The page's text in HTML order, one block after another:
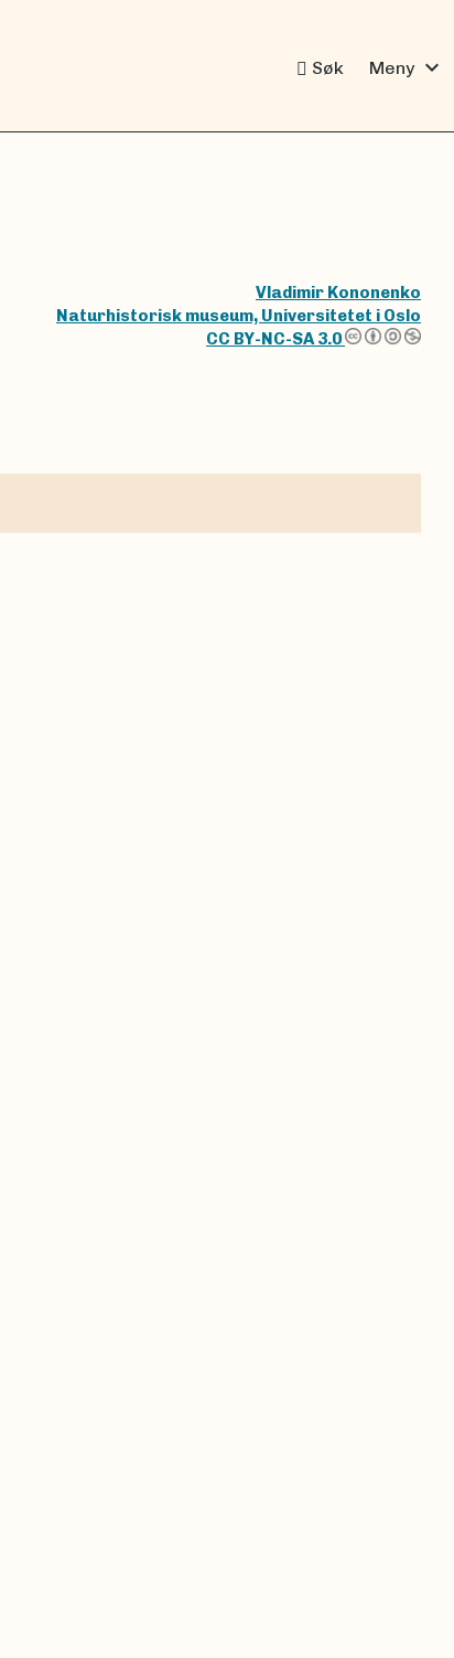
Søk Meny expand_more
Vladimir Kononenko
Naturhistorisk museum, Universitetet i Oslo
CC BY-NC-SA 3.0